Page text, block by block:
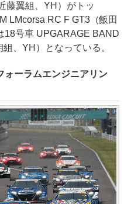
藤翼組、YH）がトッ
LMcorsa RC F GT3（飯田
18号車 UPGARAGE BAND
、YH）となっている。
ォーラムエンジニアリン